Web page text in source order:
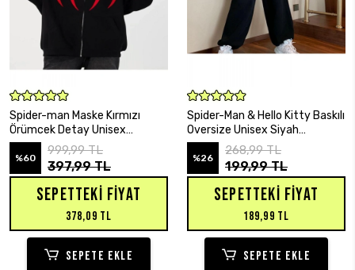
SEPETE EKLE
Spider-man Maske Kırmızı
Örümcek Detay Unisex
Oversize Hırka
%60
999,99 TL
397,99 TL
SEPETTEKI FIYAT
378,09 TL
SEPETE EKLE
SEPETE EKLE
Spider-Man & Hello Kitty Baskılı
Oversize Unisex Siyah
Eşofman Altı
%26
268,99 TL
199,99 TL
SEPETTEKI FIYAT
189,99 TL
SEPETE EKLE